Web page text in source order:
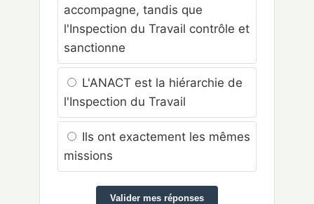
accompagne, tandis que
l'Inspection du Travail contrôle et
sanctionne
L'ANACT est la hiérarchie de
l'Inspection du Travail
Ils ont exactement les mêmes
missions
Valider mes réponses